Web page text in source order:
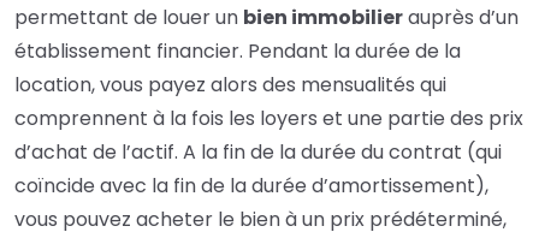
permettant de louer un bien immobilierauprès d’un
établissement financier. Pendant la durée de la
location, vous payez alors des mensualités qui
comprennent à la fois les loyers et une partie des prix
d’achat de l’actif. A la fin de la durée du contrat (qui
coïncide avec la fin de la durée d’amortissement),
vous pouvez acheter le bien à un prix prédéterminé,